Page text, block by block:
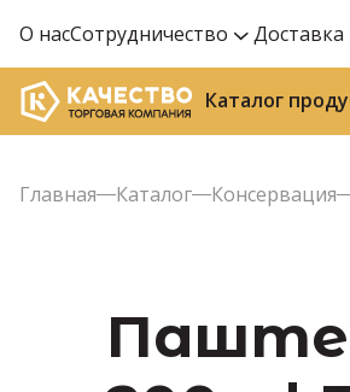
О насСотрудничество Доставка
Каталог
Главная Каталог Консервация